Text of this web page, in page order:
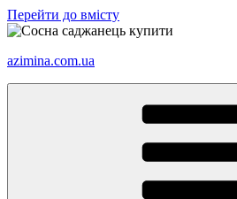
Перейти до вмісту
azimina.com.ua